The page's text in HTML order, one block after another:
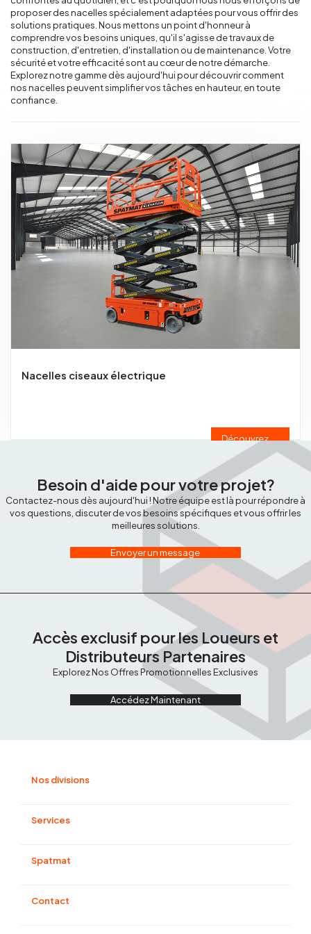
Régles vibrantes
Marteau Piqueur
Marteaux pneumatiques
proposer des nacelles spécialement adaptées pour vous offrir des
solutions pratiques. Nous mettons un point d'honneur à
comprendre vos besoins uniques, qu'il s'agisse de travaux de
construction, d'entretien, d'installation ou de maintenance. Votre
sécurité et votre efficacité sont au cœur de notre démarche.
Explorez notre gamme dès aujourd'hui pour découvrir comment
nos nacelles peuvent simplifier vos tâches en hauteur, en toute
confiance.
Nacelles ciseaux électrique
Découvrez
Besoin d'aide pour votre projet?
Contactez-nous dès aujourd'hui ! Notre équipe est là pour répondre à
vos questions, discuter de vos besoins spécifiques et vous offrir les
meilleures solutions.
Envoyer un message
Accès exclusif pour les Loueurs et
Distributeurs Partenaires
Explorez Nos Offres Promotionnelles Exclusives
Accédez Maintenant
Nos divisions
Énergie
Services
Matériels eco-responsable
Spatmat
Contact